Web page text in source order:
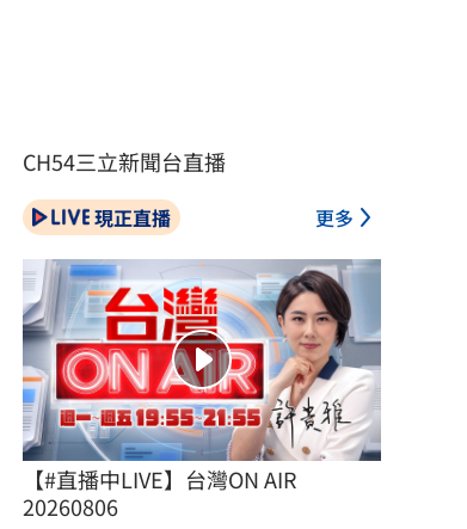
CH54三立新聞台直播
現正直播 更多
【#直播中LIVE】台灣ON AIR
20260806